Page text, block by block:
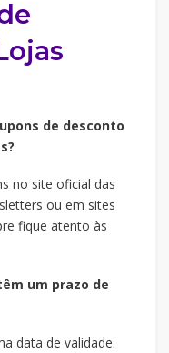
de desconto
no site oficial das
ou em sites
fique atento às
um prazo de
data de validade.